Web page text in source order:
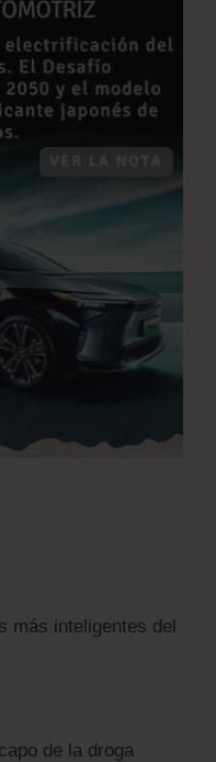
más inteligentes del
de la droga